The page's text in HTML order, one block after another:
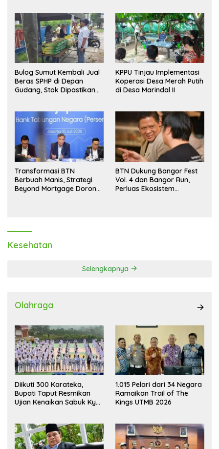
Bulog Sumut Kembali Jual
Beras SPHP di Depan
Gudang, Stok Dipastikan
KPPU Tinjau Implementasi
Koperasi Desa Merah Putih
di Desa Marindal II
Transformasi BTN
Berbuah Manis, Strategi
Beyond Mortgage Dorong
BTN Dukung Bangor Fest
Vol. 4 dan Bangor Run,
Perluas Ekosistem
Kesehatan
Selengkapnya
Olahraga
Diikuti 300 Karateka,
Bupati Taput Resmikan
Ujian Kenaikan Sabuk Kyu
1.015 Pelari dari 34 Negara
Ramaikan Trail of The
Kings UTMB 2026